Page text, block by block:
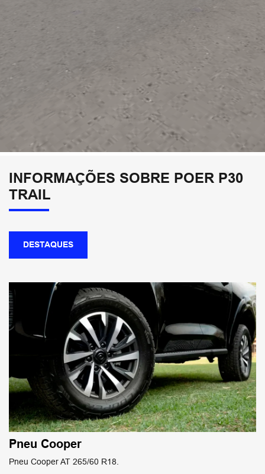
INFORMAÇÕES SOBRE POER P30
TRAIL
DESTAQUES
Pneu Cooper
Pneu Cooper AT 265/60 R18.